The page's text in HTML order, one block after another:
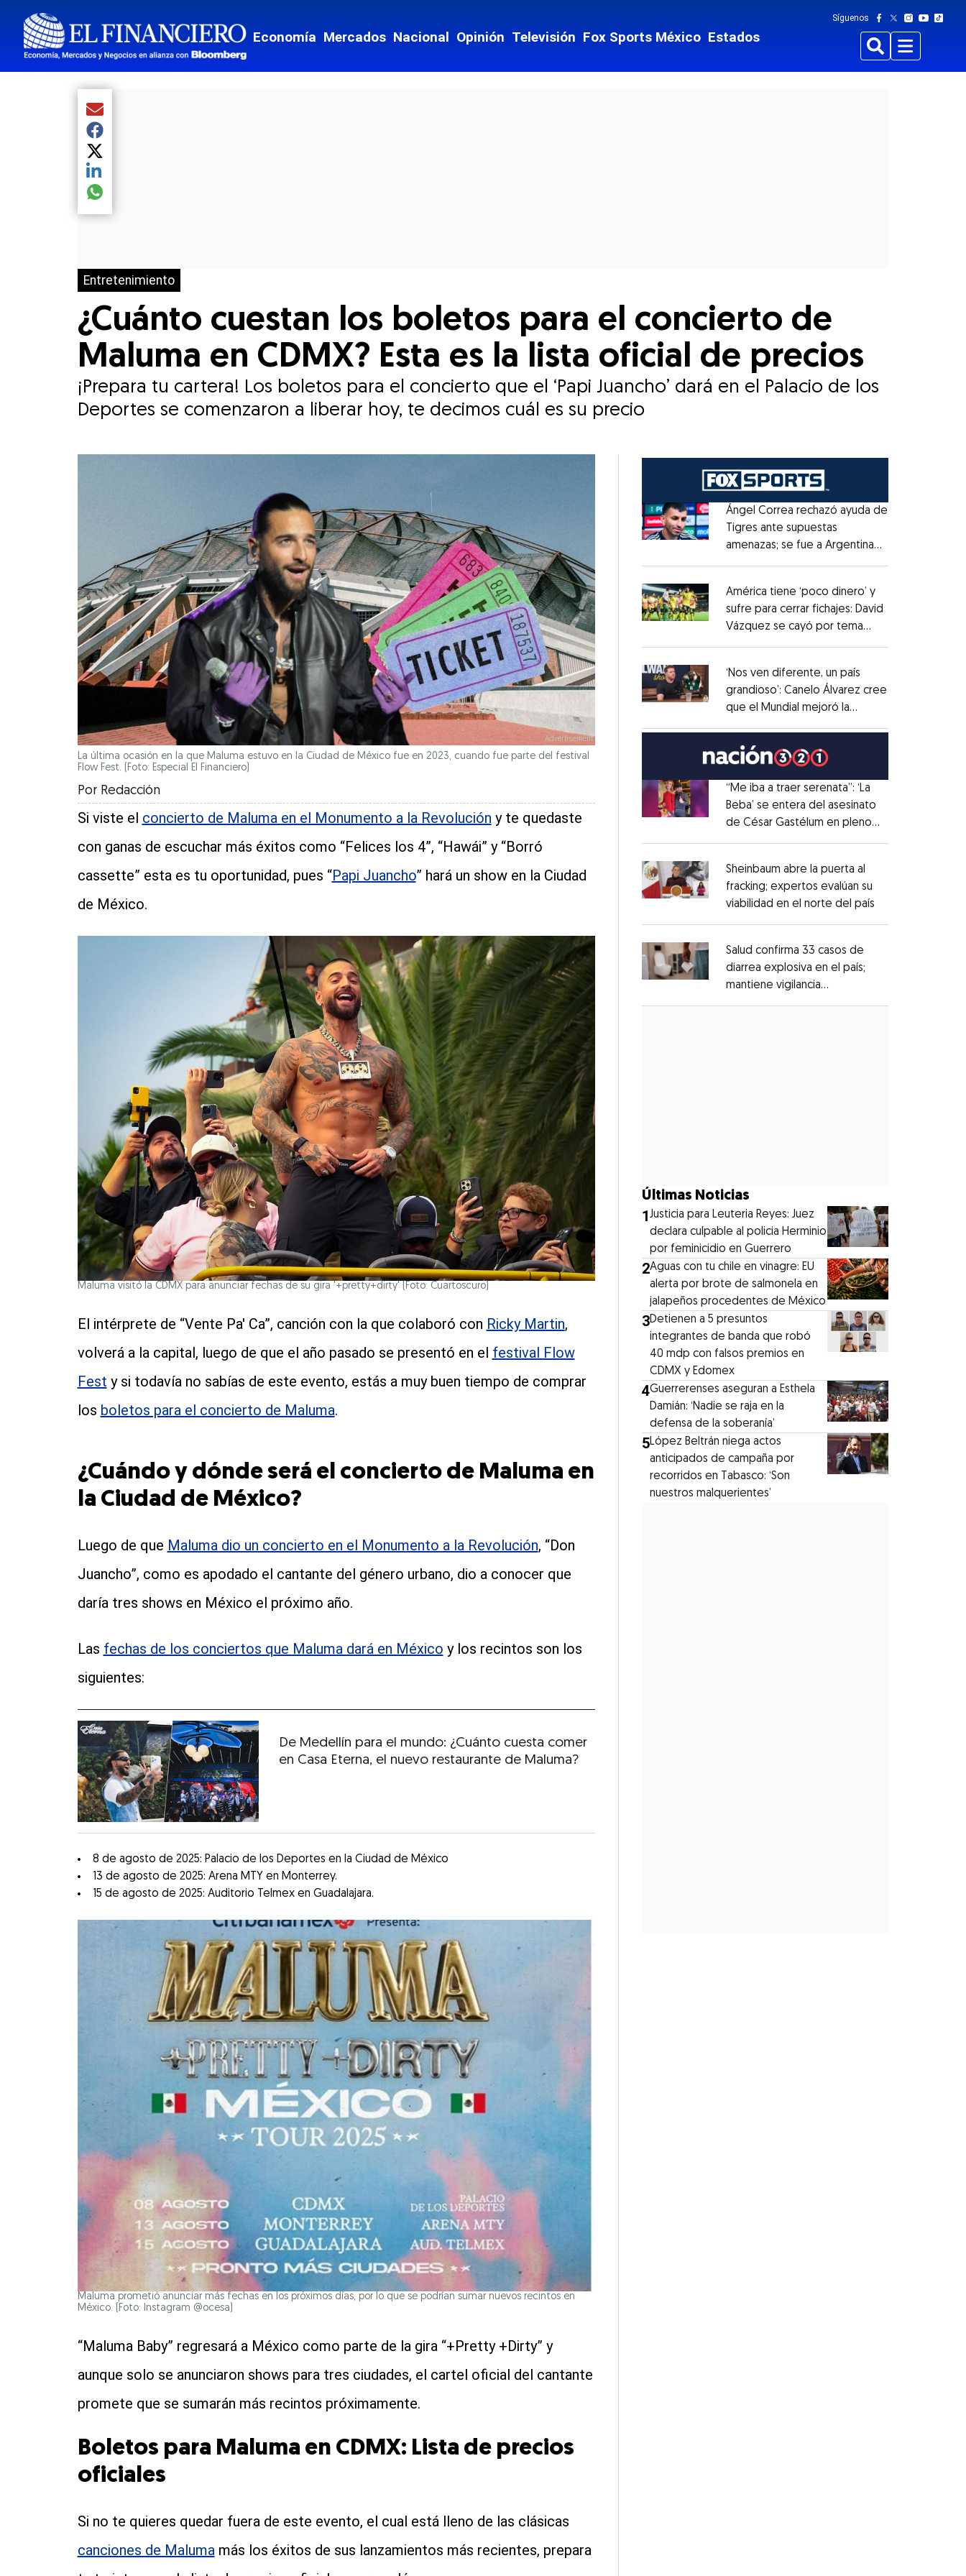
Economía Mercados Nacional Opinión Televisión Fox Sports México Estados
Síguenos
BuscarMenu
Entretenimiento
¿Cuánto cuestan los boletos para el concierto de
Maluma en CDMX? Esta es la lista oficial de precios
¡Prepara tu cartera! Los boletos para el concierto que el ‘Papi Juancho’ dará en el Palacio de los
Deportes se comenzaron a liberar hoy, te decimos cuál es su precio
Compartir el artículo actual mediante Email
Compartir el artículo actual mediante Facebook
Compartir el artículo actual mediante Twitter
Compartir el artículo actual mediante LinkedIn
Compartir el artículo actual mediante global.social-whatsapp
La última ocasión en la que Maluma estuvo en la Ciudad de México fue en 2023, cuando fue parte del festival
Flow Fest. (Foto: Especial El Financiero)
Por Redacción
Si viste el concierto de Maluma en el Monumento a la Revolución y te quedaste
con ganas de escuchar más éxitos como “Felices los 4”, “Hawái” y “Borró
cassette” esta es tu oportunidad, pues “Papi Juancho” hará un show en la Ciudad
de México.
Maluma visitó la CDMX para anunciar fechas de su gira '+pretty+dirty' (Foto: Cuartoscuro)
El intérprete de “Vente Pa' Ca”, canción con la que colaboró con Ricky Martin,
volverá a la capital, luego de que el año pasado se presentó en el festival Flow
Fest y si todavía no sabías de este evento, estás a muy buen tiempo de comprar
los boletos para el concierto de Maluma.
¿Cuándo y dónde será el concierto de Maluma en
la Ciudad de México?
Luego de que Maluma dio un concierto en el Monumento a la Revolución, “Don
Juancho”, como es apodado el cantante del género urbano, dio a conocer que
daría tres shows en México el próximo año.
Las fechas de los conciertos que Maluma dará en México y los recintos son los
siguientes:
De Medellín para el mundo: ¿Cuánto cuesta comer
en Casa Eterna, el nuevo restaurante de Maluma?
8 de agosto de 2025: Palacio de los Deportes en la Ciudad de México
13 de agosto de 2025: Arena MTY en Monterrey.
15 de agosto de 2025: Auditorio Telmex en Guadalajara.
Maluma prometió anunciar más fechas en los próximos días, por lo que se podrían sumar nuevos recintos en
México. (Foto: Instagram @ocesa)
“Maluma Baby” regresará a México como parte de la gira “+Pretty +Dirty” y
aunque solo se anunciaron shows para tres ciudades, el cartel oficial del cantante
promete que se sumarán más recintos próximamente.
Boletos para Maluma en CDMX: Lista de precios
oficiales
Si no te quieres quedar fuera de este evento, el cual está lleno de las clásicas
canciones de Maluma más los éxitos de sus lanzamientos más recientes, prepara
Opens in new window
Ángel Correa rechazó ayuda de
Tigres ante supuestas
amenazas; se fue a Argentina
Opens in new window
América tiene ‘poco dinero’ y
sufre para cerrar fichajes: David
Vázquez se cayó por tema
Opens in new window
‘Nos ven diferente, un país
grandioso’: Canelo Álvarez cree
que el Mundial mejoró la
Opens in new window
“Me iba a traer serenata”: ‘La
Beba’ se entera del asesinato
de César Gastélum en pleno
Opens in new window
Sheinbaum abre la puerta al
fracking; expertos evalúan su
viabilidad en el norte del país
Opens in new window
Salud confirma 33 casos de
diarrea explosiva en el país;
mantiene vigilancia
Últimas Noticias
1Justicia para Leuteria Reyes: Juez
declara culpable al policia Herminio
por feminicidio en Guerrero
2Aguas con tu chile en vinagre: EU
alerta por brote de salmonela en
jalapeños procedentes de México
3Detienen a 5 presuntos
integrantes de banda que robó
40 mdp con falsos premios en
CDMX y Edomex
4Guerrerenses aseguran a Esthela
Damián: ‘Nadie se raja en la
defensa de la soberanía’
5López Beltrán niega actos
anticipados de campaña por
recorridos en Tabasco: ‘Son
nuestros malquerientes’